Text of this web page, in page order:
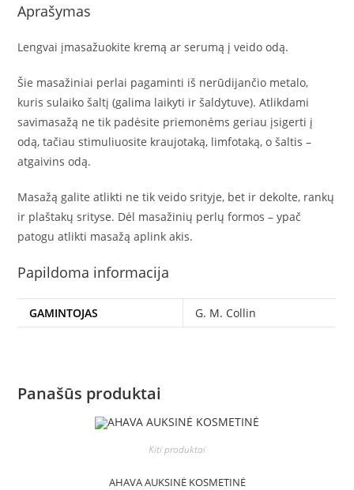
Aprašymas
Lengvai įmasažuokite kremą ar serumą į veido odą.
Šie masažiniai perlai pagaminti iš nerūdijančio metalo,
kuris sulaiko šaltį (galima laikyti ir šaldytuve). Atlikdami
savimasažą ne tik padėsite priemonėms geriau įsigerti į
odą, tačiau stimuliuosite kraujotaką, limfotaką, o šaltis –
atgaivins odą.
Masažą galite atlikti ne tik veido srityje, bet ir dekolte, rankų
ir plaštakų srityse. Dėl masažinių perlų formos – ypač
patogu atlikti masažą aplink akis.
Papildoma informacija
GAMINTOJAS G. M. Collin
Panašūs produktai
Kiti produktai
AHAVA AUKSINĖ KOSMETINĖ